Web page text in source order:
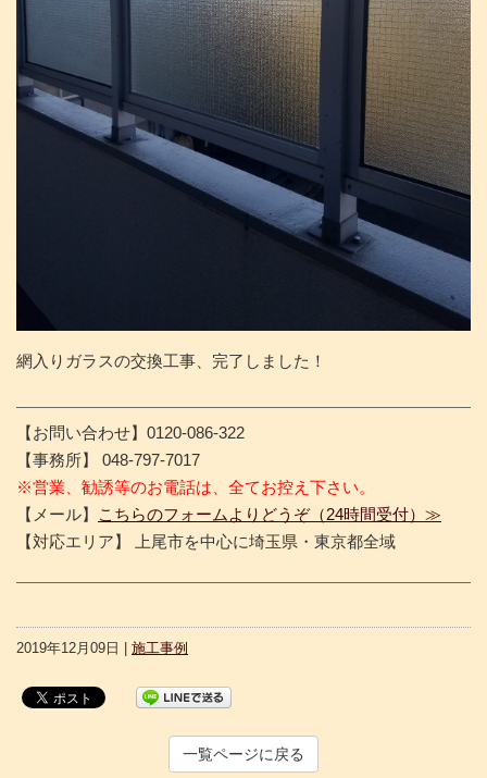
網入りガラスの交換工事、完了しました！
【お問い合わせ】0120-086-322
【事務所】 048-797-7017
※営業、勧誘等のお電話は、全てお控え下さい。
【メール】
こちらのフォームよりどうぞ（24時間受付）≫
【対応エリア】 上尾市を中心に埼玉県・東京都全域
2019年12月09日 | 施工事例
一覧ページに戻る